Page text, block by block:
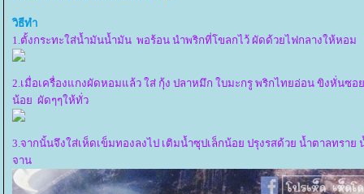
วิธีทำ
1.ตั้งกระทะใส่น้ำมันน้ำมัน พอร้อน นำพริกที่โขลกไว้ ผัดด้วยไฟกลางให้หอม
2.เมื่อเครื่องแกงผัดหอมแล้ว ใส่ กุ้ง ปลาหมึก ใบมะกรู พริกไทยอ่อน ขิงหั่นซอ
น้อย ผัดๆๆให้ทั่ว
3.จากนั้นจึงใส่เห็ดเข็มทองลงไป เติมน้ำซุปเล็กน้อย ปรุงรสด้วย น้ำตาลทรา
จาน